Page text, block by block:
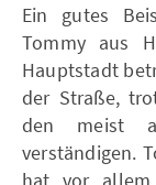
Ein gutes
Tommy aus
Hauptstadt
der Straße,
den meist
verständigen.
hat vor